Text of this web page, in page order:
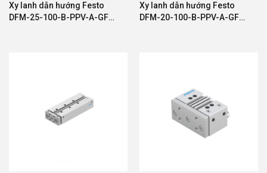
Xy lanh dẫn hướng Festo
DFM-25-100-B-PPV-A-GF
Xy lanh dẫn hướng Festo
DFM-20-100-B-PPV-A-GF